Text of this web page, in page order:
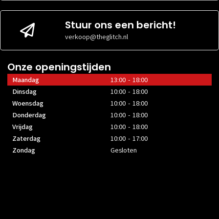
Stuur ons een bericht!
verkoop@theglitch.nl
Onze openingstijden
Maandag
13:00 - 18:00
Dinsdag
10:00 - 18:00
Woensdag
10:00 - 18:00
Donderdag
10:00 - 18:00
Vrijdag
10:00 - 18:00
Zaterdag
10:00 - 17:00
Zondag
Gesloten